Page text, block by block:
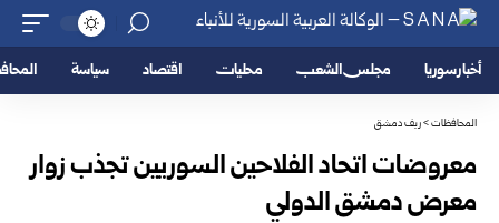
أخبار سوريا مجلس الشعب محليات اقتصاد سياسة
المحافظات>ريف دمشق
معروضات اتحاد الفلاحين السوريين تجذب زوار
معرض دمشق الدولي